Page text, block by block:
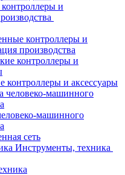
и
контроллеры и
производства
контроллеры и аксессуары
машинного
сеть
Инструменты, техника